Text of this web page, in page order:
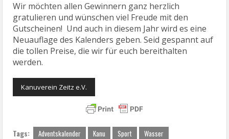
Wir möchten allen Gewinnern ganz herzlich
gratulieren und wünschen viel Freude mit den
Gutscheinen! Und auch in diesem Jahr wird es eine
Neuauflage des Kalenders geben. Seid gespannt auf
die tollen Preise, die wir für euch bereithalten
werden.
Kanuverein Zeitz e.V.
Tags: Adventskalender Kanu Sport Wasser